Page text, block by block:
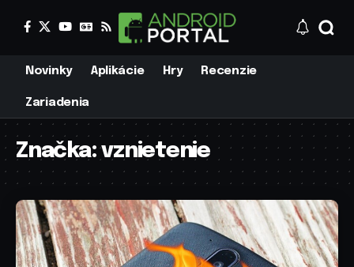
Novinky Aplikácie Hry Recenzie
Zariadenia
Značka:vznietenie